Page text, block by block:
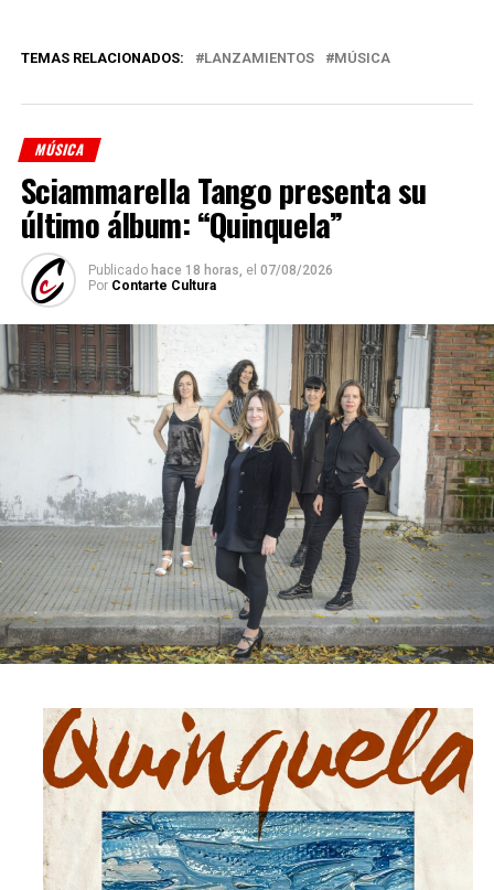
TEMAS RELACIONADOS: LANZAMIENTOS MÚSICA
MÚSICA
Sciammarella Tango presenta su
último álbum: “Quinquela”
Publicado hace 18 horas, el 07/08/2026
Por Contarte Cultura